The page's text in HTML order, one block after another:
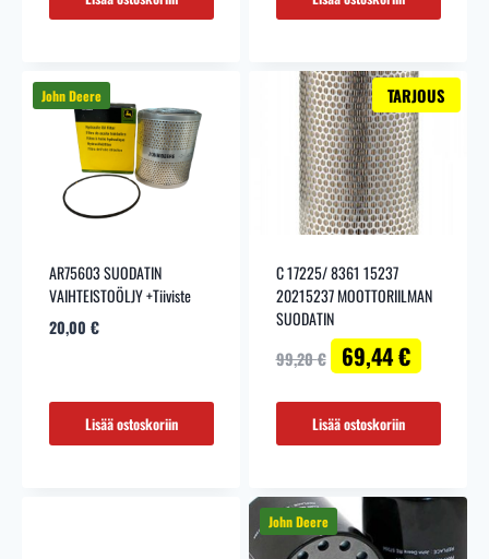
AR75603 SUODATIN
VAIHTEISTOÖLJY +Tiiviste
20,00 €
Lisää ostoskoriin
TARJOUS
C 17225/ 8361 15237
20215237 MOOTTORIILMAN
SUODATIN
99,20€ Alkuperäinen
hinta
oli:
99,20 €.
69,44€ Nykyinen
hinta
on:
Lisää ostoskoriin